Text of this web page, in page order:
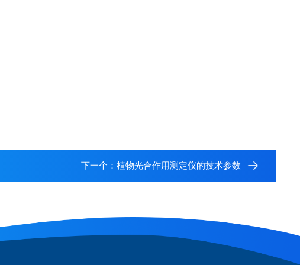
下一个： 植物光合作用测定仪的技术参数